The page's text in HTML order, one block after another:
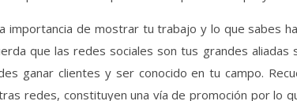
importancia de mostrar tu trabajo y lo que sabes
que las redes sociales son tus grandes
ganar clientes y ser conocido en tu campo.
redes, constituyen una vía de promoción por lo